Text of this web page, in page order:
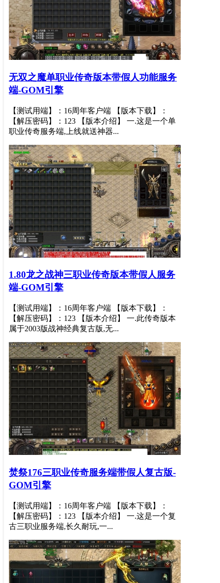
无双之魔单职业传奇版本带假人功能服务
端-GOM引擎
【测试用端】：16周年客户端 【版本下载】：
【解压密码】：123 【版本介绍】 一.这是一个单
职业传奇服务端,上线就送神器...
1.80龙之战神三职业传奇版本带假人服务
端-GOM引擎
【测试用端】：16周年客户端 【版本下载】：
【解压密码】：123 【版本介绍】 一.此传奇版本
属于2003版战神经典复古版,无...
焚祭176三职业传奇服务端带假人复古版-
GOM引擎
【测试用端】：16周年客户端 【版本下载】：
【解压密码】：123 【版本介绍】 一.这是一个复
古三职业服务端,长久耐玩,一...